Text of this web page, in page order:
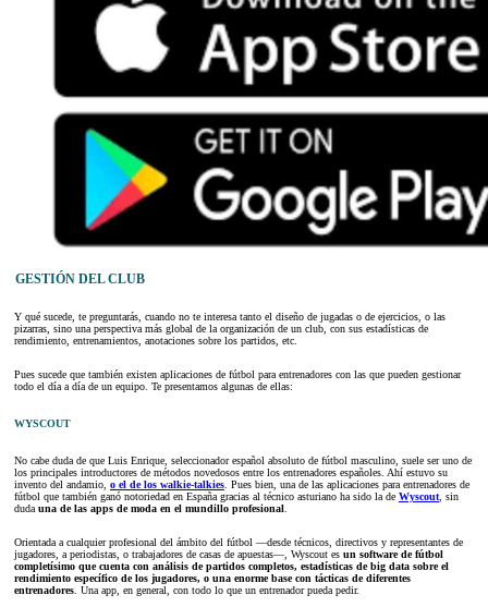
GESTIÓN DEL CLUB
Y qué sucede, te preguntarás, cuando no te interesa tanto el diseño de jugadas o de ejercicios, o las
pizarras, sino una perspectiva más global de la organización de un club, con sus estadísticas de
rendimiento, entrenamientos, anotaciones sobre los partidos, etc.
Pues sucede que también existen aplicaciones de fútbol para entrenadores con las que pueden gestionar
todo el día a día de un equipo. Te presentamos algunas de ellas:
WYSCOUT
No cabe duda de que Luis Enrique, seleccionador español absoluto de fútbol masculino, suele ser uno de
los principales introductores de métodos novedosos entre los entrenadores españoles. Ahí estuvo su
invento del andamio, o el de los walkie-talkies . Pues bien, una de las aplicaciones para entrenadores de
fútbol que también ganó notoriedad en España gracias al técnico asturiano ha sido la de Wyscout , sin
duda una de las apps de moda en el mundillo profesional
Orientada a cualquier profesional del ámbito del fútbol —desde técnicos, directivos y representantes de
jugadores, a periodistas, o trabajadores de casas de apuestas—, Wyscout es un software de fútbol
completísimo que cuenta con análisis de partidos completos, estadísticas de big data sobre el
rendimiento específico de los jugadores, o una enorme base con tácticas de diferentes
entrenadores . Una app, en general, con todo lo que un entrenador pueda pedir.